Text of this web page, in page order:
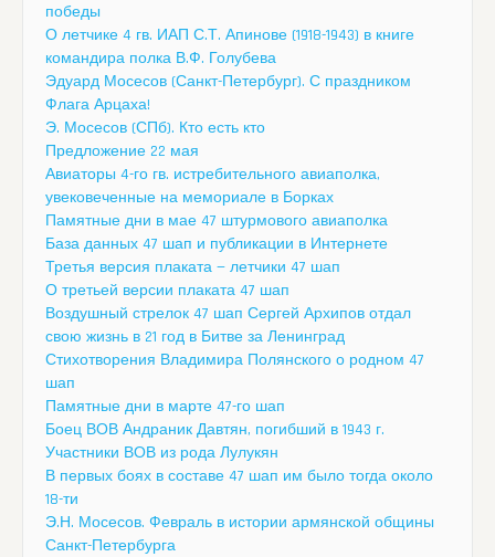
победы
О летчике 4 гв. ИАП С.Т. Апинове (1918-1943) в книге
командира полка В.Ф. Голубева
Эдуард Мосесов (Санкт-Петербург). С праздником
Флага Арцаха!
Э. Мосесов (СПб). Кто есть кто
Предложение 22 мая
Авиаторы 4-го гв. истребительного авиаполка,
увековеченные на мемориале в Борках
Памятные дни в мае 47 штурмового авиаполка
База данных 47 шап и публикации в Интернете
Третья версия плаката — летчики 47 шап
О третьей версии плаката 47 шап
Воздушный стрелок 47 шап Сергей Архипов отдал
свою жизнь в 21 год в Битве за Ленинград
Стихотворения Владимира Полянского о родном 47
шап
Памятные дни в марте 47-го шап
Боец ВОВ Андраник Давтян, погибший в 1943 г.
Участники ВОВ из рода Лулукян
В первых боях в составе 47 шап им было тогда около
18-ти
Э.Н. Мосесов. Февраль в истории армянской общины
Санкт-Петербурга